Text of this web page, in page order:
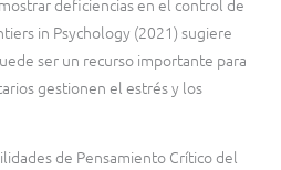
in Psychology (2021) sugiere
ser un recurso importante para
gestionen el estrés y los
de Pensamiento Crítico del